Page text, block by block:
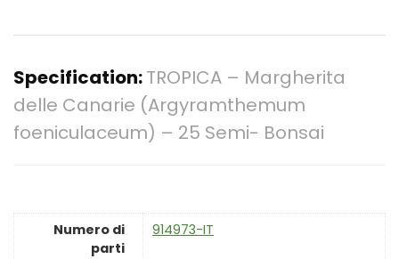
Specification:TROPICA – Margherita
delle Canarie (Argyramthemum
foeniculaceum) – 25 Semi- Bonsai
Numero di
parti
‎914973-IT